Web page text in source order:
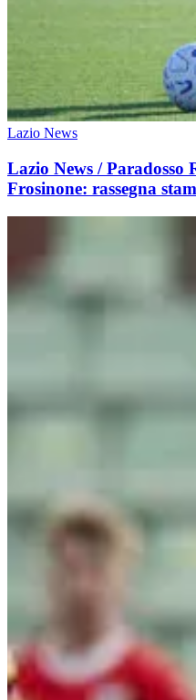
Lazio News
Lazio News / Paradosso
Frosinone: rassegna